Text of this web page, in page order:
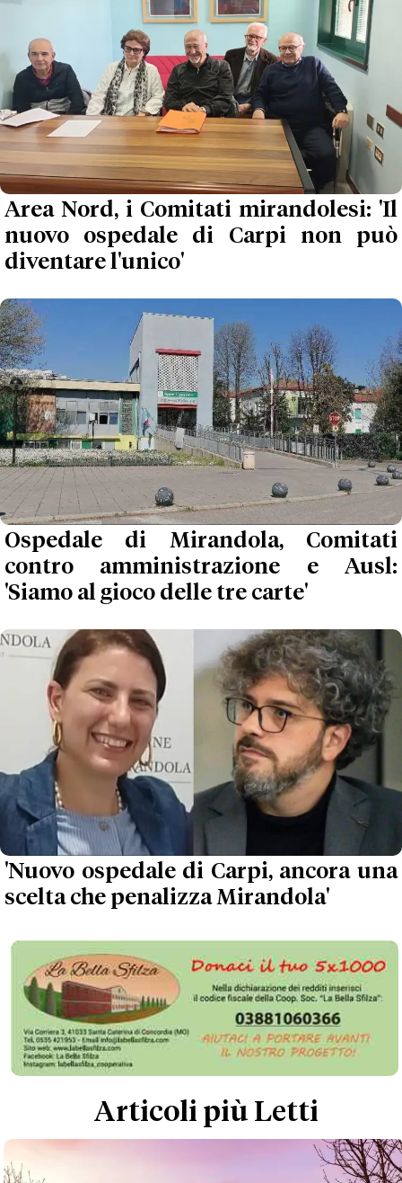
Area Nord, i Comitati mirandolesi: 'Il
nuovo ospedale di Carpi non può
diventare l'unico'
Ospedale di Mirandola, Comitati
contro amministrazione e Ausl:
'Siamo al gioco delle tre carte'
'Nuovo ospedale di Carpi, ancora una
scelta che penalizza Mirandola'
Articoli più Letti